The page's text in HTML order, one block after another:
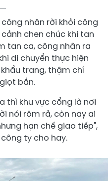
nhân rời khỏi công
chen chúc khi tan
tan ca, công nhân ra
di chuyển thực hiện
trang, thậm chí
bắn.
thì khu vực cổng là nơi
nói rôm rả, còn nay ai
hạn chế giao tiếp",
ty cho hay.